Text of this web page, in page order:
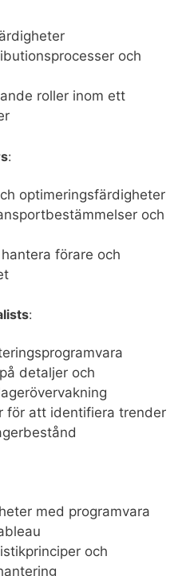
och
roller inom ett
:
optimeringsfärdigheter
och
förare och
:
detaljer och
för att identifiera trender
med programvara
och